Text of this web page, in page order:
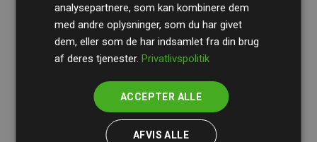
beregninger og metode for at sikre gennemsigtighed
og pålidelighed.
Deres revision dokumenterer, at vores investeringer i
medlemmernes websites estimerede CO₂-
analysepartnere, som kan kombinere dem
med andre oplysninger, som du har givet
dem, eller som de har indsamlet fra din brug
af deres tjenester.Privatlivspolitik
ACCEPTER ALLE
AFVIS ALLE